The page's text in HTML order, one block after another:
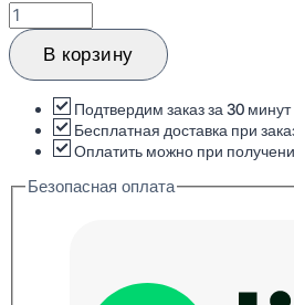
Количество
товара
Ultrawood
UW
Стеновая
панель
В корзину
Подтвердим заказ за 30 минут
Бесплатная доставка при
Оплатить можно при
Безопасная оплата